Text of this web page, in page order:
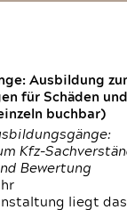
Ausbildung
für Schäden
buchbar)
Kfz-
Bewertung
liegt